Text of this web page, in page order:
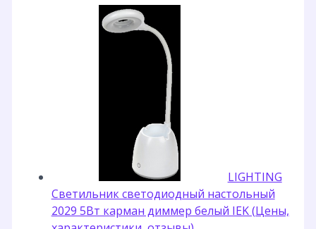
LIGHTING
Светильник светодиодный настольный
2029 5Вт карман диммер белый IEK (Цены,